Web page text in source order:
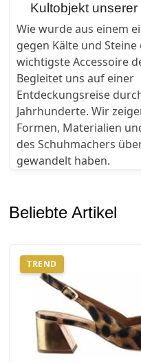
Kultobjekt unserer
Wie wurde aus einem
gegen Kälte und
wichtigste Accessoire
Begleitet uns auf einer
Entdeckungsreise
Jahrhunderte. Wir
Formen, Materialien
des Schuhmachers
gewandelt haben.
Beliebte Artikel
TREND